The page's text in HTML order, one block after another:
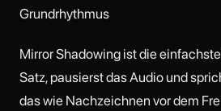
Grundrhythmus
Mirror Shadowing ist die
Satz, pausierst das Audio und
das wie Nachzeichnen vor dem